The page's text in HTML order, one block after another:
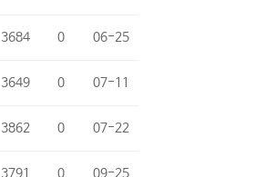
3684 0 06-25
3649 0 07-11
3862 0 07-22
3791 0 09-25